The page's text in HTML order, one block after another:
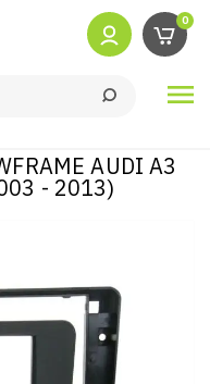
0

AUDI A3
- 2013)